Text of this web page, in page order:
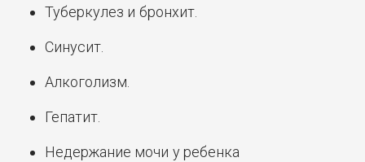
Туберкулез и бронхит.
Синусит.
Алкоголизм.
Гепатит.
Недержание мочи у ребенка